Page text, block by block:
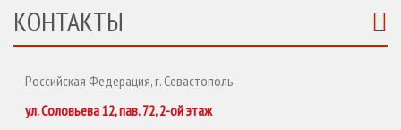
КОНТАКТЫ
Российская Федерация, г. Севастополь
ул. Соловьева 12, пав. 72, 2-ой этаж